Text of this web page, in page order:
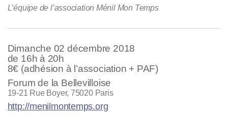
L’équipe de l’association Ménil Mon Temps
Dimanche 02 décembre 2018
de 16h à 20h
8€ (adhésion à l’association + PAF)
Forum de la Bellevilloise
19-21 Rue Boyer, 75020 Paris
http://menilmontemps.org